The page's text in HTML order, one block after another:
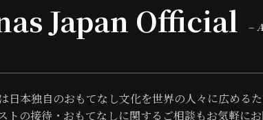
Japan Official –
日本独自のおもてなし文化を世界の人々に広める
トの接待・おもてなしに関するご相談もお気軽にお